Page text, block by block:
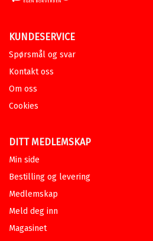
KUNDESERVICE
Spørsmål og svar
Kontakt oss
Om oss
Cookies
DITT MEDLEMSKAP
Min side
Bestilling og levering
Medlemskap
Meld deg inn
Magasinet